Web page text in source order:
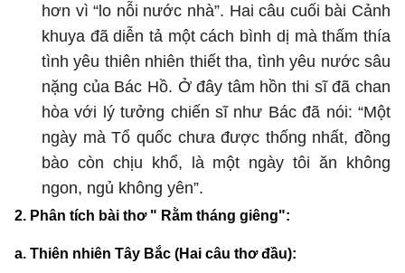
hơn vì “lo nỗi nước nhà”. Hai câu cuối bài Cảnh
khuya đã diễn tả một cách bình dị mà thấm thía
tình yêu thiên nhiên thiết tha, tình yêu nước sâu
nặng của Bác Hồ. Ở đây tâm hồn thi sĩ đã chan
hòa với lý tưởng chiến sĩ như Bác đã nói: “Một
ngày mà Tổ quốc chưa được thống nhất, đồng
bào còn chịu khổ, là một ngày tôi ăn không
ngon, ngủ không yên”.
2. Phân tích bài thơ " Rằm tháng giêng":
a. Thiên nhiên Tây Bắc (Hai câu thơ đầu):